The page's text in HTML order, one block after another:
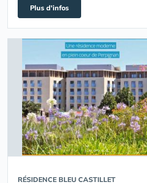
Plus d'infos
RÉSIDENCE BLEU CASTILLET